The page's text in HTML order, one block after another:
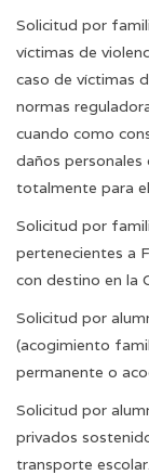
Solicitud por
víctimas de
caso de víctimas
normas
cuando como
daños personales
totalmente para
Solicitud por
pertenecientes a
con destino en la
Solicitud por
(acogimiento
permanente o
Solicitud por
privados
transporte escolar.